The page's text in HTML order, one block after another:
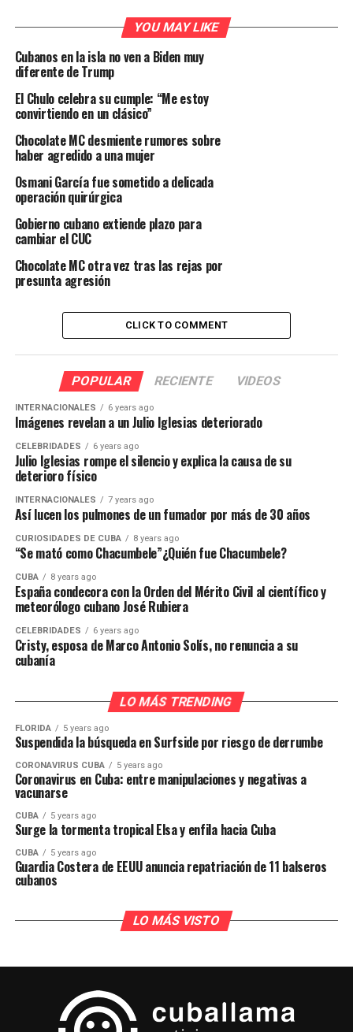
YOU MAY LIKE
Cubanos en la isla no ven a Biden muy
diferente de Trump
El Chulo celebra su cumple: “Me estoy
convirtiendo en un clásico”
Chocolate MC desmiente rumores sobre
haber agredido a una mujer
Osmani García fue sometido a delicada
operación quirúrgica
Gobierno cubano extiende plazo para
cambiar el CUC
Chocolate MC otra vez tras las rejas por
presunta agresión
CLICK TO COMMENT
POPULAR RECIENTE VIDEOS
INTERNACIONALES 6 years ago
Imágenes revelan a un Julio Iglesias deteriorado
CELEBRIDADES 6 years ago
Julio Iglesias rompe el silencio y explica la causa de su
deterioro físico
INTERNACIONALES 7 years ago
Así lucen los pulmones de un fumador por más de 30 años
CURIOSIDADES DE CUBA 8 years ago
“Se mató como Chacumbele”¿Quién fue Chacumbele?
CUBA 8 years ago
España condecora con la Orden del Mérito Civil al científico y
meteorólogo cubano José Rubiera
CELEBRIDADES 6 years ago
Cristy, esposa de Marco Antonio Solís, no renuncia a su
cubanía
LO MÁS TRENDING
FLORIDA 5 years ago
Suspendida la búsqueda en Surfside por riesgo de derrumbe
CORONAVIRUS CUBA 5 years ago
Coronavirus en Cuba: entre manipulaciones y negativas a
vacunarse
CUBA 5 years ago
Surge la tormenta tropical Elsa y enfila hacia Cuba
CUBA 5 years ago
Guardia Costera de EEUU anuncia repatriación de 11 balseros
cubanos
LO MÁS VISTO